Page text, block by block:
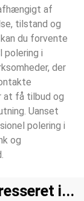
af
tilstand og
du forvente
polering i
der
at få tilbud og
Uanset
polering i
og
i...